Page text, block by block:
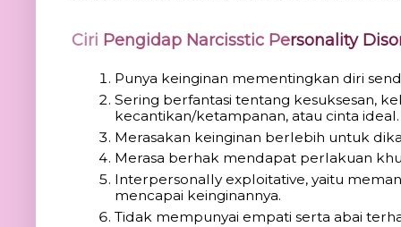
Ciri Pengidap Narcisstic Personality
Punya keinginan mementingkan diri
Sering berfantasi tentang kesuksesan,
kecantikan/ketampanan, atau cinta ideal.
Merasakan keinginan berlebih untuk
Merasa berhak mendapat perlakuan
Interpersonally exploitative, yaitu
mencapai keinginannya.
Tidak mempunyai empati serta abai